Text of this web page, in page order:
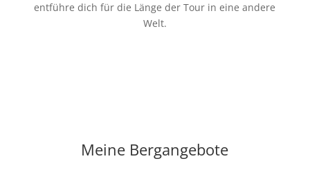
entführe dich für die Länge der Tour in eine andere
Welt.
Meine Bergangebote